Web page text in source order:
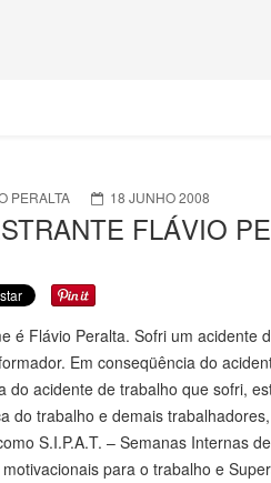
PERALTA 18 JUNHO 2008
FLÁVIO
é Flávio Peralta. Sofri um acidente
Em conseqüência do
do acidente de trabalho que sofri,
do trabalho e demais
S.I.P.A.T. – Semanas Internas
para o trabalho e